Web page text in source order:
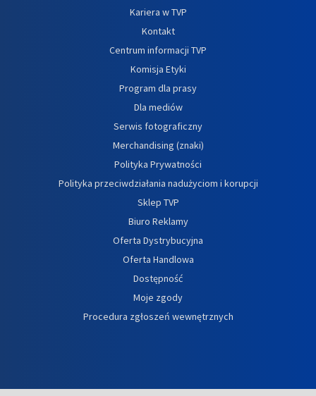
Kariera w TVP
Kontakt
Centrum informacji TVP
Komisja Etyki
Program dla prasy
Dla mediów
Serwis fotograficzny
Merchandising (znaki)
Polityka Prywatności
Polityka przeciwdziałania nadużyciom i korupcji
Sklep TVP
Biuro Reklamy
Oferta Dystrybucyjna
Oferta Handlowa
Dostępność
Moje zgody
Procedura zgłoszeń wewnętrznych